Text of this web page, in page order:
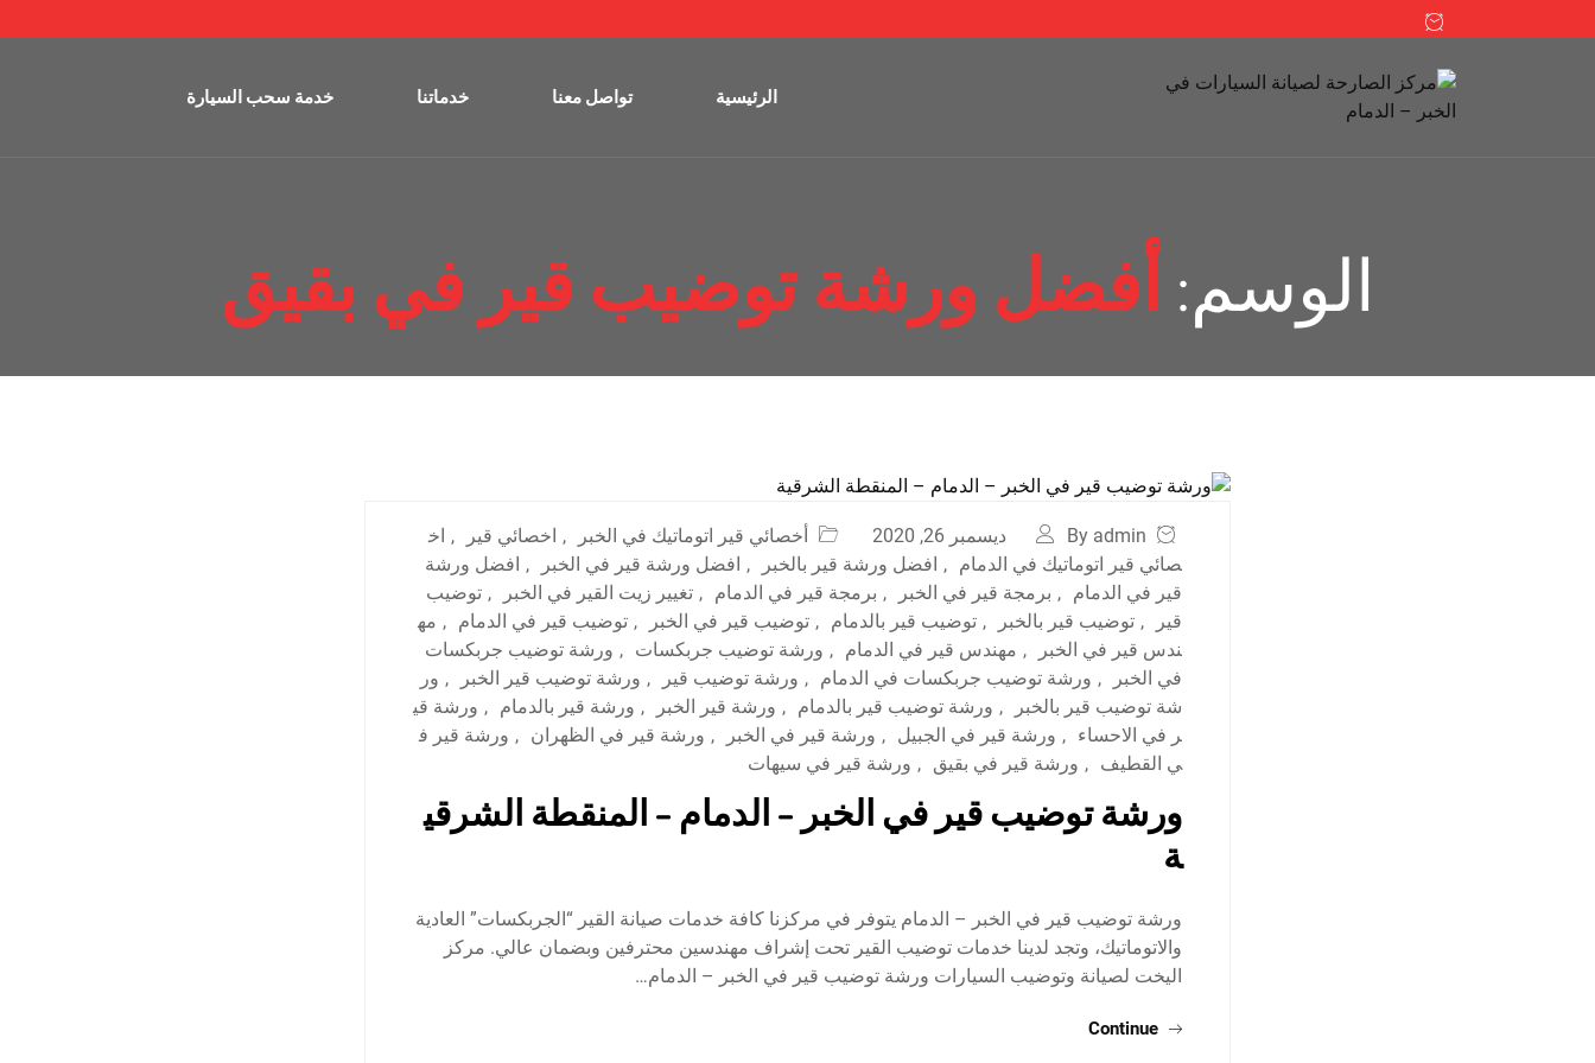
الرئيسية تواصل معنا خدماتنا خدمة سحب السيارة
الوسم: أفضل ورشة توضيب قير في بقيق
By admin ديسمبر 26, 2020 أخصائي قير اتوماتيك في الخبر , اخصائي قير , اخ
صائي قير اتوماتيك في الدمام , افضل ورشة قير بالخبر , افضل ورشة قير في الخبر , افضل ورشة
قير في الدمام , برمجة قير في الخبر , برمجة قير في الدمام , تغيير زيت القير في الخبر , توضيب
قير
, توضيب قير بالخبر , توضيب قير بالدمام , توضيب قير في الخبر , توضيب قير في الدمام , مه
ندس قير في الخبر
, مهندس قير في الدمام , ورشة توضيب جربكسات , ورشة توضيب جربكسات
في الخبر
, ورشة توضيب جربكسات في الدمام , ورشة توضيب قير , ورشة توضيب قير الخبر , ور
شة توضيب قير بالخبر
, ورشة توضيب قير بالدمام , ورشة قير الخبر , ورشة قير بالدمام , ورشة قي
ر في الاحساء , ورشة قير في الجبيل , ورشة قير في الخبر , ورشة قير في الظهران , ورشة قير ف
ي القطيف , ورشة قير في بقيق , ورشة قير في سيهات
ورشة توضيب قير في الخبر – الدمام – المنقطة الشرقي
ة
ورشة توضيب قير في الخبر – الدمام يتوفر في مركزنا كافة خدمات صيانة القير “الجربكسات” العادية
والاتوماتيك، وتجد لدينا خدمات توضيب القير تحت إشراف مهندسين محترفين وبضمان عالي. مركز
اليخت لصيانة وتوضيب السيارات ورشة توضيب قير في الخبر – الدمام…
Continue